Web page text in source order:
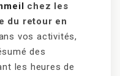
chez les
du retour en
vos activités,
des
les heures de